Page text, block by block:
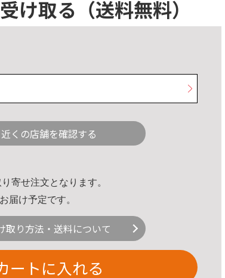
け取る （送料無料）
近くの店舗を確認する
寄せ注文となります。
届け予定です。
取り方法・送料について
ートに入れる